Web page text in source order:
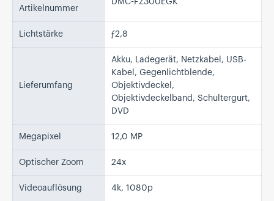
Artikelnummer
Lichtstärke ƒ2,8
Lieferumfang
Akku, Ladegerät, Netzkabel, USB-
Kabel, Gegenlichtblende,
Objektivdeckel,
Objektivdeckelband, Schultergurt,
DVD
Megapixel 12,0 MP
Optischer Zoom 24x
Videoauflösung 4k, 1080p